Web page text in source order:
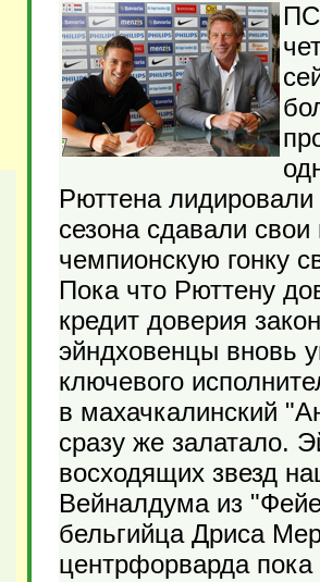
Рюттена
сезона сдавали
чемпионскую гонку
Пока что Рюттену
кредит доверия
эйндховенцы вновь
ключевого
в махачкалинский
сразу же залатало.
восходящих звезд
Вейналдума из
бельгийца Дриса
центрфорварда пока